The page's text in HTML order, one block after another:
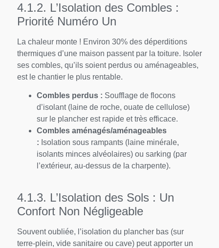
4.1.2. L’Isolation des Combles :
Priorité Numéro Un
La chaleur monte ! Environ 30% des déperditions
thermiques d’une maison passent par la toiture. Isoler
ses combles, qu’ils soient perdus ou aménageables,
est le chantier le plus rentable.
Combles perdus : Soufflage de flocons
d’isolant (laine de roche, ouate de cellulose)
sur le plancher est rapide et très efficace.
Combles aménagés/aménageables
: Isolation sous rampants (laine minérale,
isolants minces alvéolaires) ou sarking (par
l’extérieur, au-dessus de la charpente).
4.1.3. L’Isolation des Sols : Un
Confort Non Négligeable
Souvent oubliée, l’isolation du plancher bas (sur
terre-plein, vide sanitaire ou cave) peut apporter un